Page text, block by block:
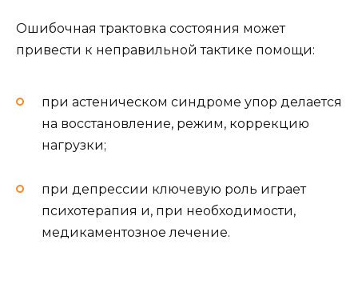
Ошибочная трактовка состояния может
привести к неправильной тактике помощи:
при астеническом синдроме упор делается
на восстановление, режим, коррекцию
нагрузки;
при депрессии ключевую роль играет
психотерапия и, при необходимости,
медикаментозное лечение.